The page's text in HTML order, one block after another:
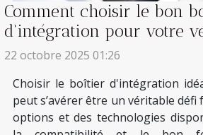
Comment choisir le bon
d'intégration pour votre
22 octobre 2025 01:26
Choisir le boîtier d'intégration
peut s’avérer être un véritable défi
options et des technologies